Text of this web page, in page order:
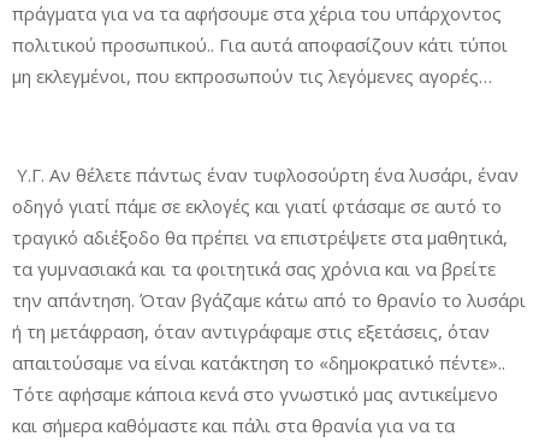
πράγματα για να τα αφήσουμε στα χέρια του υπάρχοντος
πολιτικού προσωπικού.. Για αυτά αποφασίζουν κάτι τύποι
μη εκλεγμένοι, που εκπροσωπούν τις λεγόμενες αγορές…
Υ.Γ. Αν θέλετε πάντως έναν τυφλοσούρτη ένα λυσάρι, έναν
οδηγό γιατί πάμε σε εκλογές και γιατί φτάσαμε σε αυτό το
τραγικό αδιέξοδο θα πρέπει να επιστρέψετε στα μαθητικά,
τα γυμνασιακά και τα φοιτητικά σας χρόνια και να βρείτε
την απάντηση. Όταν βγάζαμε κάτω από το θρανίο το λυσάρι
ή τη μετάφραση, όταν αντιγράφαμε στις εξετάσεις, όταν
απαιτούσαμε να είναι κατάκτηση το «δημοκρατικό πέντε»..
Τότε αφήσαμε κάποια κενά στο γνωστικό μας αντικείμενο
και σήμερα καθόμαστε και πάλι στα θρανία για να τα